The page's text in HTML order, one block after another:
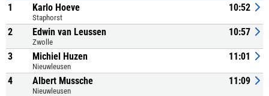
1 Karlo Hoeve
Staphorst
10:52
2 Edwin van Leussen
Zwolle
10:57
3 Michiel Huzen
Nieuwleusen
11:01
4 Albert Mussche
Nieuwleusen
11:09